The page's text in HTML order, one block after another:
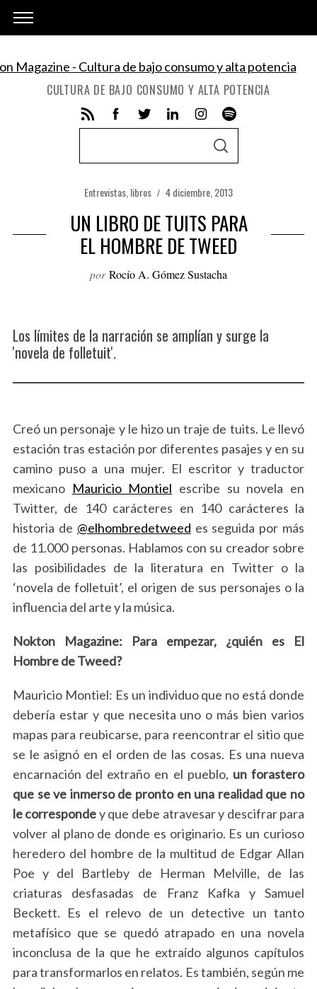
CULTURA DE BAJO CONSUMO Y ALTA POTENCIA
c
h
f
S
C
H
Entrevistas libros 4 diciembre, 2013
UN LIBRO DE TUITS PARA
EL HOMBRE DE TWEED
por Rocío A. Gómez Sustacha
Los límites de la narración se amplían y surge la
'novela de folletuit'.
Creó un personaje y le hizo un traje de tuits. Le llevó
estación tras estación por diferentes pasajes y en su
camino puso a una mujer. El escritor y traductor
mexicano Mauricio Montiel escribe su novela en
Twitter, de 140 carácteres en 140 carácteres la
historia de @elhombredetweed es seguida por más
de 11.000 personas. Hablamos con su creador sobre
las posibilidades de la literatura en Twitter o la
‘novela de folletuit’, el origen de sus personajes o la
influencia del arte y la música.
Nokton Magazine: Para empezar, ¿quién es El
Hombre de Tweed?
Mauricio Montiel: Es un individuo que no está donde
debería estar y que necesita uno o más bien varios
mapas para reubicarse, para reencontrar el sitio que
se le asignó en el orden de las cosas. Es una nueva
encarnación del extraño en el pueblo, un forastero
que se ve inmerso de pronto en una realidad que no
le correspondey que debe atravesar y descifrar para
volver al plano de donde es originario. Es un curioso
heredero del hombre de la multitud de Edgar Allan
Poe y del Bartleby de Herman Melville, de las
criaturas desfasadas de Franz Kafka y Samuel
Beckett. Es el relevo de un detective un tanto
metafísico que se quedó atrapado en una novela
inconclusa de la que he extraído algunos capítulos
para transformarlos en relatos. Es también, según me